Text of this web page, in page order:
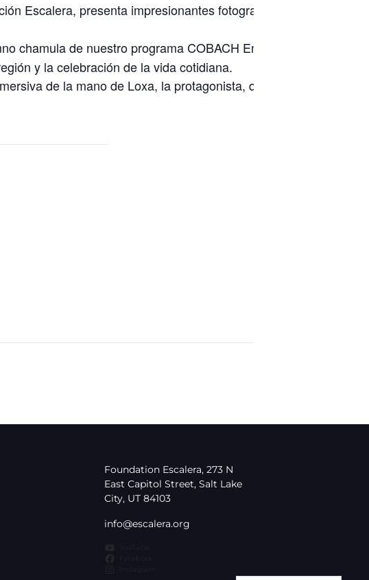
Escalera, presenta impresionantes fotografías que
chamula de nuestro programa COBACH Emprende. Esta
y la celebración de la vida cotidiana.
de la mano de Loxa, la protagonista, quien nos lleva a
Foundation Escalera, 273 N
East Capitol Street, Salt Lake
City, UT 84103
info@escalera.org